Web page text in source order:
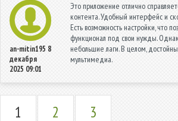
an-mitin195 8
декабря
2025 09:01
Это приложение отлично
контента. Удобный интерфейс и
Есть возможность настройки, что
функционал под свои нужды.
небольшие лаги. В целом,
мультимедиа.
1 2 3